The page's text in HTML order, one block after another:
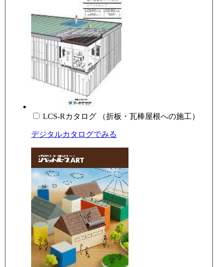
LCS-Rカタログ （折板・瓦棒屋根への施工）
デジタルカタログでみる